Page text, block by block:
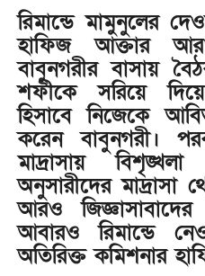
রিমান্ডে মামুনুলের
হাফিজ আক্তার
বাবুনগরীর বাসায়
শফীকে সরিয়ে
হিসাবে নিজেকে
করেন বাবুনগরী।
মাদ্রাসায়
অনুসারীদের মাদ্রাসা
আরও
আবারও রিমান্ডে
অতিরিক্ত কমিশনার